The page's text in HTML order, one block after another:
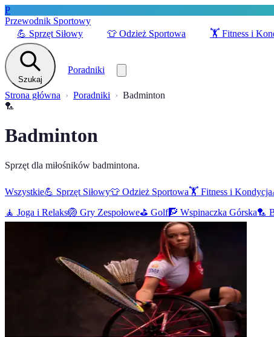
P
Przewodnik Sportowy
💪 Sprzęt Siłowy 👕 Odzież Sportowa 🏋️ Fitness i
Szukaj
Poradniki
Strona główna Poradniki
Badminton
🏸
Badminton
Sprzęt dla miłośników badmintona.
Wszystkie💪 Sprzęt Siłowy👕 Odzież Sportowa🏋️ Fitness i Kondycja
🧘 Joga i Relaks🏐 Gry Zespołowe⛳ Golf🧗 Wspinaczka Górska🏸